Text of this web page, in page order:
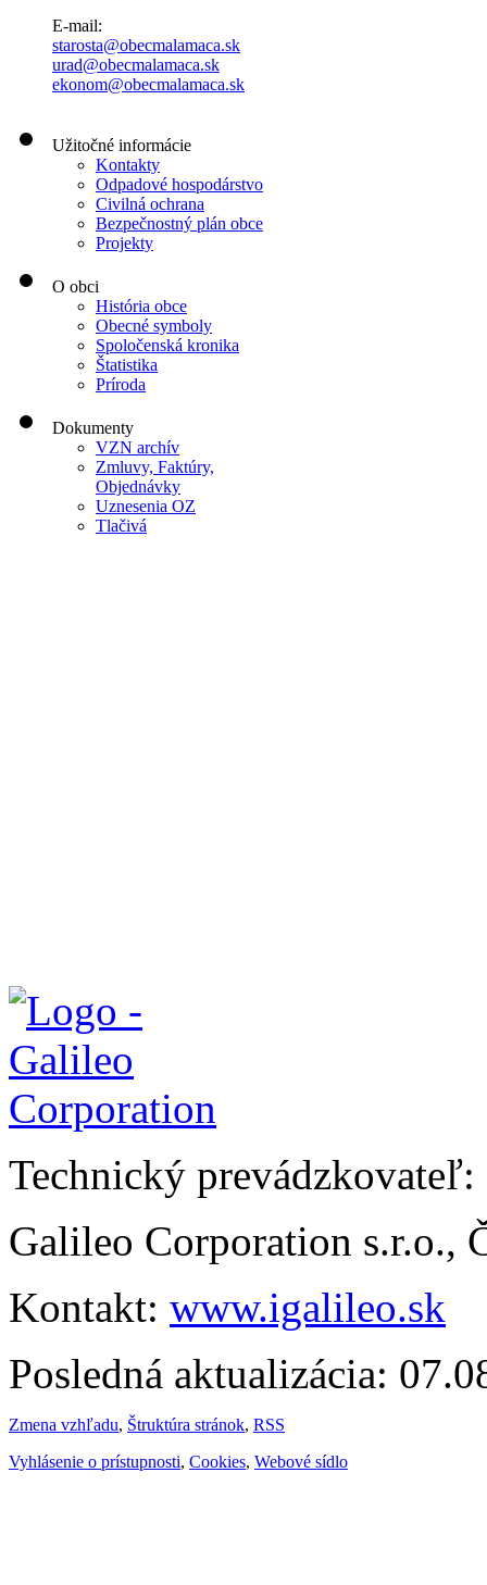
E-mail:
starosta@obecmalamaca.sk
urad@obecmalamaca.sk
ekonom@obecmalamaca.sk
Užitočné informácie
Kontakty
Odpadové hospodárstvo
Civilná ochrana
Bezpečnostný plán obce
Projekty
O obci
História obce
Obecné symboly
Spoločenská kronika
Štatistika
Príroda
Dokumenty
VZN archív
Zmluvy, Faktúry,
Objednávky
Uznesenia OZ
Tlačivá
Technický prevádzkovateľ:
Galileo Corporation s.r.o.,
Kontakt: www.igalileo.sk
Posledná aktualizácia:
Zmena vzhľadu, Štruktúra stránok, RSS
Vyhlásenie o prístupnosti, Cookies, Webové sídlo